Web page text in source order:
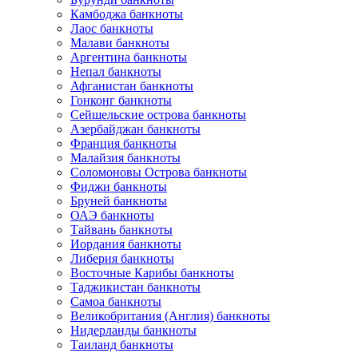
Камбоджа банкноты
Лаос банкноты
Малави банкноты
Аргентина банкноты
Непал банкноты
Афганистан банкноты
Гонконг банкноты
Сейшельские острова банкноты
Азербайджан банкноты
Франция банкноты
Малайзия банкноты
Соломоновы Острова банкноты
Фиджи банкноты
Бруней банкноты
ОАЭ банкноты
Тайвань банкноты
Иордания банкноты
Либерия банкноты
Восточные Карибы банкноты
Таджикистан банкноты
Самоа банкноты
Великобритания (Англия) банкноты
Нидерланды банкноты
Таиланд банкноты